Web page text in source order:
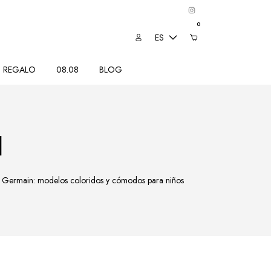
ES
0
REGALO 08.08 BLOG
modelos coloridos y cómodos para niños